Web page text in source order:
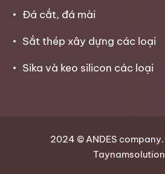
Đá cắt, đá mài
Sắt thép xây dựng các loại
Sika và keo silicon các loại
2024 © ANDES